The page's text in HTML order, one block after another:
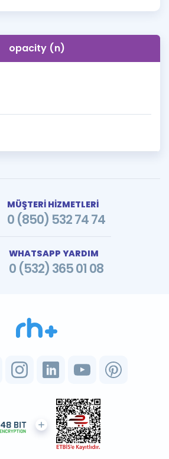
opacity (n)
MÜŞTERİ HİZMETLERİ
0 (850) 532 74 74
WHATSAPP YARDIM
0 (532) 365 01 08